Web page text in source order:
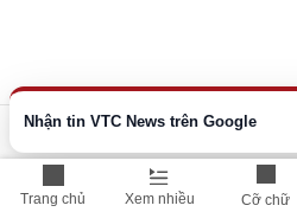
Trang chủ Xem nhiều Cỡ chữ
Nhận tin VTC News trên Google